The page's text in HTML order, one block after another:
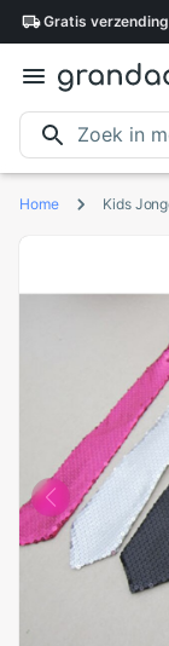
Gratis verzending
Home